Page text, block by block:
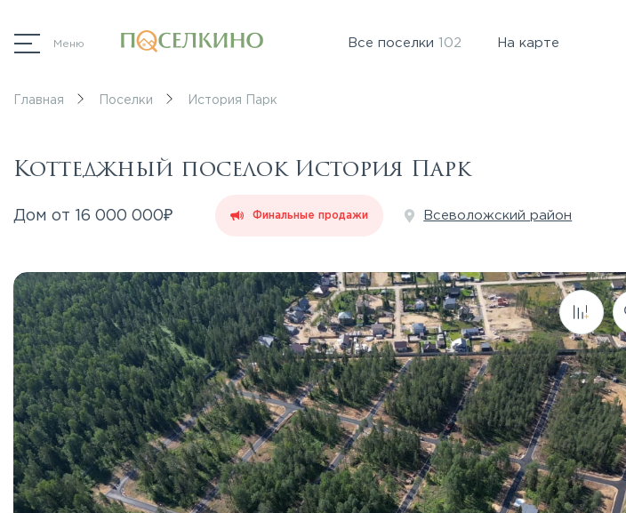
Меню Все поселки 102 На карте
Главная Поселки История Парк
Коттеджный поселок История Парк
Дом от 16 000 000₽ Финальные продажи Всеволожский район